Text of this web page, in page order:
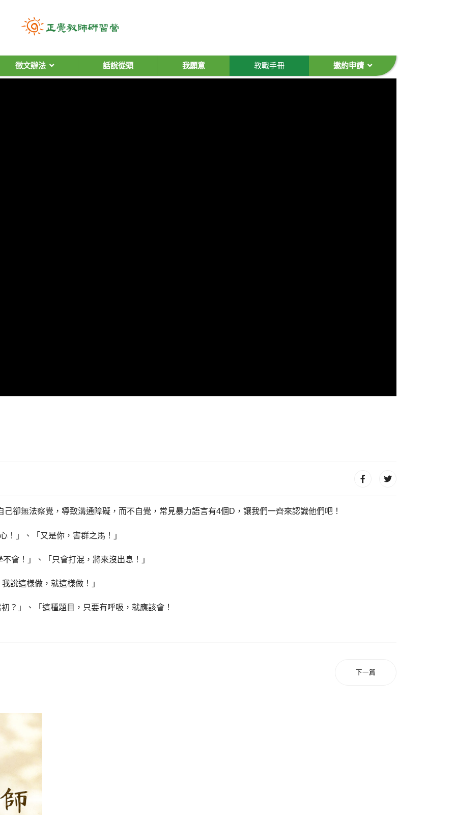
徵文辦法 話說從頭 我願意 教戰手冊 邀約申請
卻無法察覺，導致溝通障礙，而不自覺，常見暴力語言有4個D，讓我們一齊來認識他們吧！
！」、「又是你，害群之馬！」
會！」、「只會打混，將來沒出息！」
說這樣做，就這樣做！」
？」、「這種題目，只要有呼吸，就應該會！
下一篇